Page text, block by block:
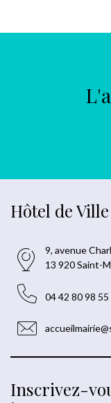
Hôtel de Ville
9, avenue
13 920 Saint-
04 42 80 98 55
Inscrivez-